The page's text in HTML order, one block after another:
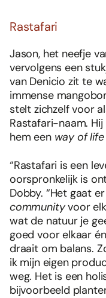
Rastafari
Jason, het neefje
vervolgens een
van Denicio zit te
immense
stelt zichzelf voor
Rastafari-naam.
hem een way of life
“Rastafari is een
oorspronkelijk is
Dobby. “Het gaat
communityvoor
wat de natuur je
goed voor elkaar
draait om balans.
ik mijn eigen
weg. Het is een
bijvoorbeeld